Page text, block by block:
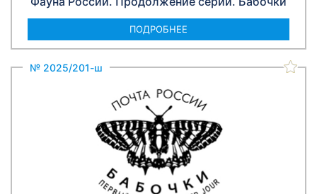
ПОДРОБНЕЕ
№ 2025/201-ш